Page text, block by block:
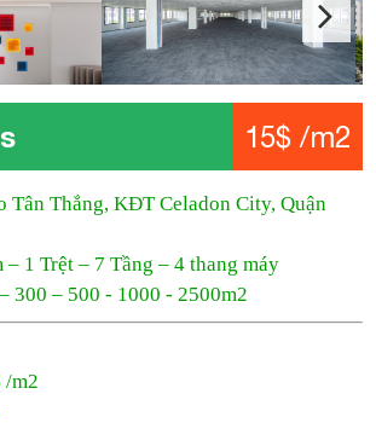
15$ /m2
Tân Thắng, KĐT Celadon City, Quận
1 Trệt – 7 Tầng – 4 thang máy
300 – 500 - 1000 - 2500m2